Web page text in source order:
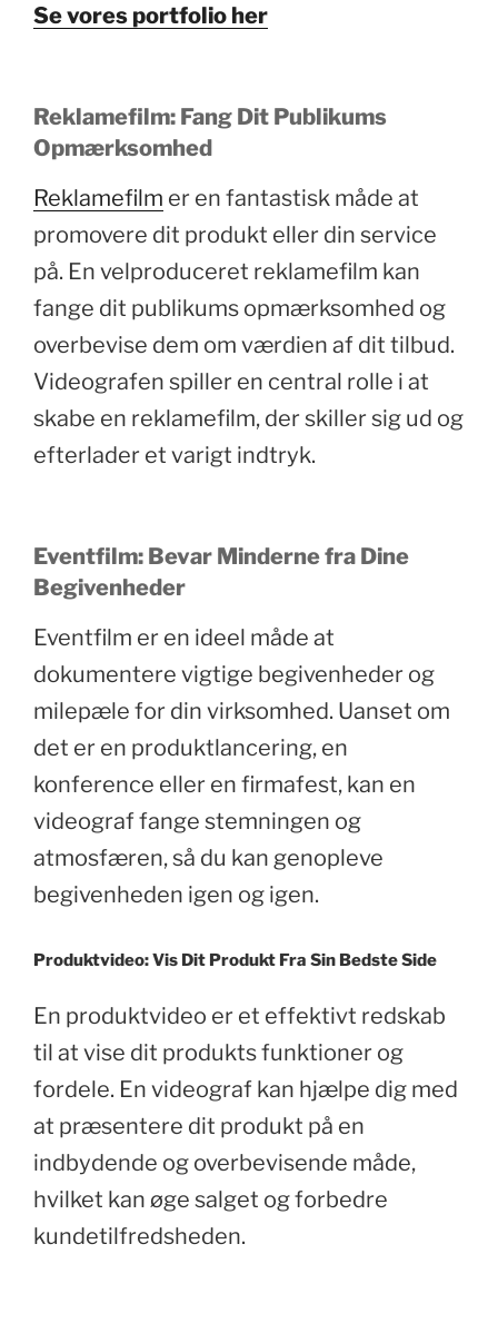
Se vores portfolio her
Reklamefilm: Fang Dit Publikums
Opmærksomhed
Reklamefilm er en fantastisk måde at
promovere dit produkt eller din service
på. En velproduceret reklamefilm kan
fange dit publikums opmærksomhed og
overbevise dem om værdien af dit tilbud.
Videografen spiller en central rolle i at
skabe en reklamefilm, der skiller sig ud og
efterlader et varigt indtryk.
Eventfilm: Bevar Minderne fra Dine
Begivenheder
Eventfilm er en ideel måde at
dokumentere vigtige begivenheder og
milepæle for din virksomhed. Uanset om
det er en produktlancering, en
konference eller en firmafest, kan en
videograf fange stemningen og
atmosfæren, så du kan genopleve
begivenheden igen og igen.
Produktvideo: Vis Dit Produkt Fra Sin Bedste Side
En produktvideo er et effektivt redskab
til at vise dit produkts funktioner og
fordele. En videograf kan hjælpe dig med
at præsentere dit produkt på en
indbydende og overbevisende måde,
hvilket kan øge salget og forbedre
kundetilfredsheden.